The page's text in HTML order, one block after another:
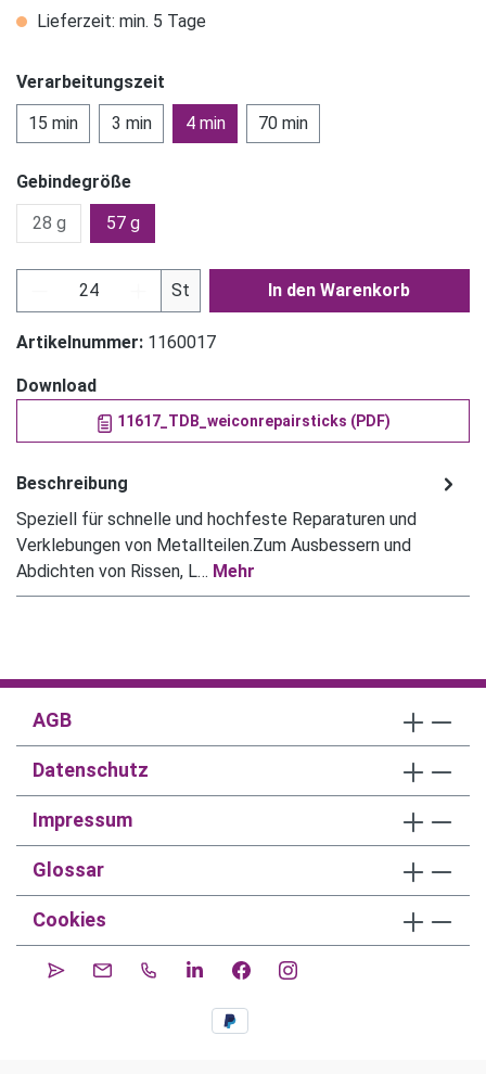
Lieferzeit: min. 5 Tage
Verarbeitungszeit
15 min
3 min 4 min 70 min
Gebindegröße
28 g
57 g
Produkt Anzahl: Gib den gewünschten Wert
St In den Warenkorb
Artikelnummer: 1160017
Download
11617_TDB_weiconrepairsticks (PDF)
Beschreibung
Speziell für schnelle und hochfeste Reparaturen und
Verklebungen von Metallteilen.Zum Ausbessern und
Abdichten von Rissen, L… Mehr
AGB
Datenschutz
Impressum
Glossar
Cookies